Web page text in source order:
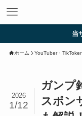
当サイトは、
ホーム YouTuber・TikToker
ガンプ
スポン
2026
1/12